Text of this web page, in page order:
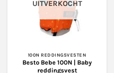
gekozen
worden
op
de
UITVERKOCHT
100N REDDINGSVESTEN
Besto Bebe 100N | Baby
reddingsvest